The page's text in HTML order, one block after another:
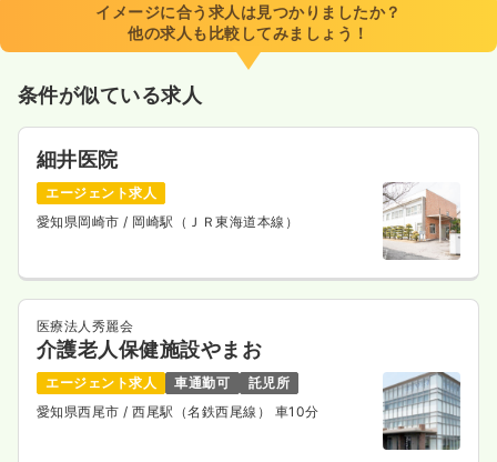
8:15～12:30
月給23万円以上可
気になる
日勤のみ（パート）
給与 時給1,330〜1,600円
時給1,600円以上可
気になる
一般病院
イメージに合う求人は見つかりましたか？
他の求人も比較してみましょう！
条件が似ている求人
細井医院
エージェント求人
愛知県岡崎市/ 岡崎駅（ＪＲ東海道本線）
医療法人秀麗会
介護老人保健施設やまお
エージェント求人 車通勤可
託児所
愛知県西尾市/ 西尾駅（名鉄西尾線） 車10分